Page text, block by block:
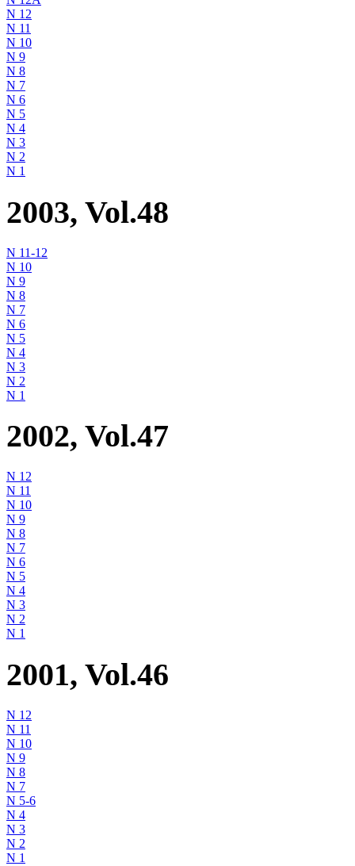
N 12
N 11
N 10
N 9
N 8
N 7
N 6
N 5
N 4
N 3
N 2
N 1
2003, Vol.48
N 11-12
N 10
N 9
N 8
N 7
N 6
N 5
N 4
N 3
N 2
N 1
2002, Vol.47
N 12
N 11
N 10
N 9
N 8
N 7
N 6
N 5
N 4
N 3
N 2
N 1
2001, Vol.46
N 12
N 11
N 10
N 9
N 8
N 7
N 5-6
N 4
N 3
N 2
N 1